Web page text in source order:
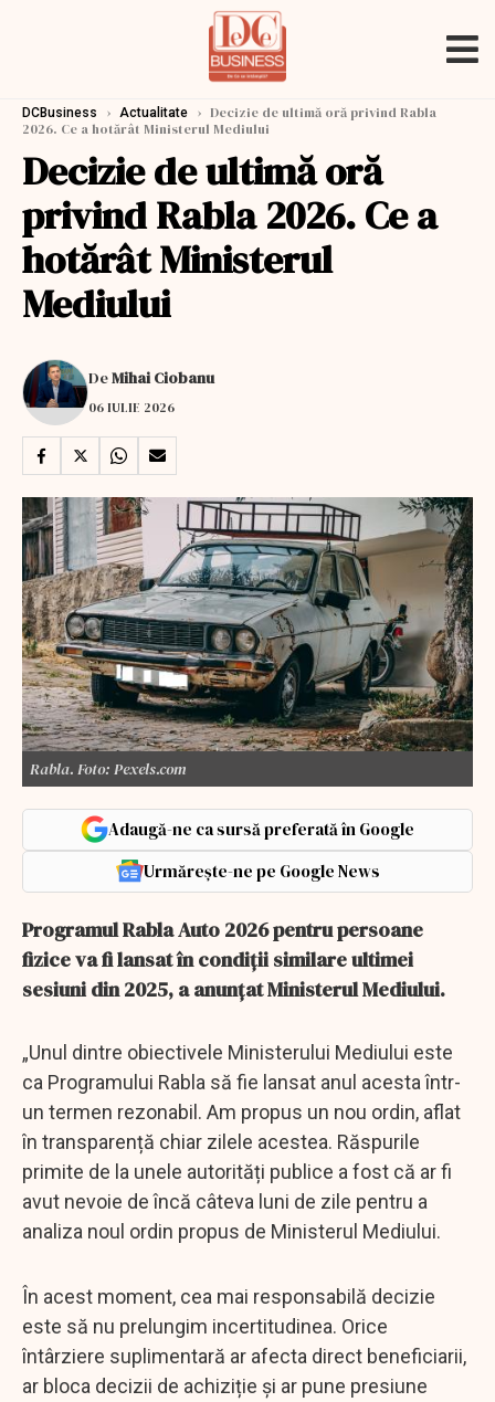
DCBusiness › Actualitate › Decizie de ultimă oră privind Rabla
2026. Ce a hotărât Ministerul Mediului
Decizie de ultimă oră
privind Rabla 2026. Ce a
hotărât Ministerul
Mediului
DeMihai Ciobanu
06 IULIE 2026
Rabla. Foto: Pexels.com
Adaugă-ne ca sursă preferată în Google
Urmărește-ne pe Google News
Programul Rabla Auto 2026 pentru persoane
fizice va fi lansat în condiții similare ultimei
sesiuni din 2025, a anunţat Ministerul Mediului.
„Unul dintre obiectivele Ministerului Mediului este
ca Programului Rabla să fie lansat anul acesta într-
un termen rezonabil. Am propus un nou ordin, aflat
în transparență chiar zilele acestea. Răspurile
primite de la unele autorități publice a fost că ar fi
avut nevoie de încă câteva luni de zile pentru a
analiza noul ordin propus de Ministerul Mediului.
În acest moment, cea mai responsabilă decizie
este să nu prelungim incertitudinea. Orice
întârziere suplimentară ar afecta direct beneficiarii,
ar bloca decizii de achiziție și ar pune presiune